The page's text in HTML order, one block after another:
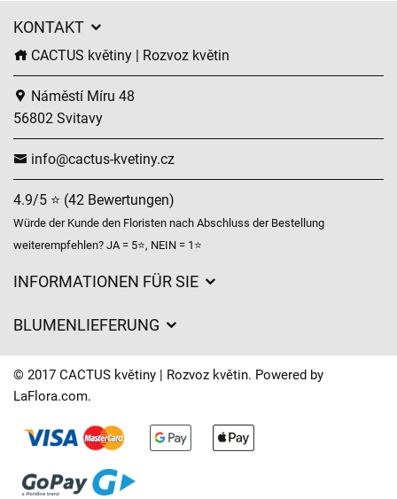
KONTAKT
CACTUS květiny | Rozvoz květin
Náměstí Míru 48
56802 Svitavy
info@cactus-kvetiny.cz
4.9/5 ⭐ (42 Bewertungen)
Würde der Kunde den Floristen nach Abschluss der Bestellung
weiterempfehlen? JA = 5⭐, NEIN = 1⭐
INFORMATIONEN FÜR SIE
Lieferzeiten für Blumen – Übersicht der Möglichkeiten
BLUMENLIEFERUNG
Liefergebühren
Wohin wir Blumen liefern
Kontakt
© 2017 CACTUS květiny | Rozvoz květin. Powered by
LaFlora.com.